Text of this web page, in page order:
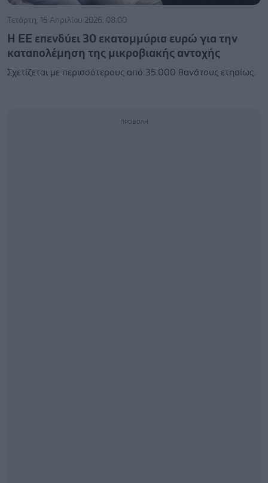
Τετάρτη, 15 Απριλίου 2026, 08:00
Η ΕΕ επενδύει 30 εκατομμύρια ευρώ για την
καταπολέμηση της μικροβιακής αντοχής
Σχετίζεται με περισσότερους από 35.000 θανάτους ετησίως.